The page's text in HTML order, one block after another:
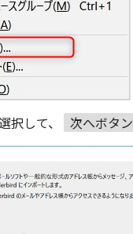
択して、 次へボタン